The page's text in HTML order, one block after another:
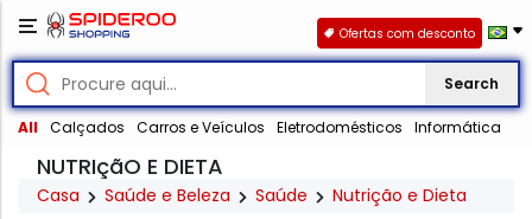
Search
All Calçados Carros e Veículos Eletrodomésticos Informática
Ofertas com desconto
NUTRIçãO E DIETA
Casa Saúde e Beleza Saúde Nutrição e Dieta